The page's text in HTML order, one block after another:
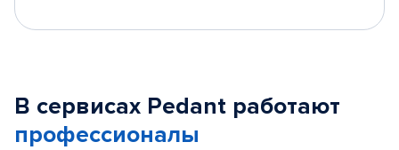
В сервисах Pedant работают
профессионалы